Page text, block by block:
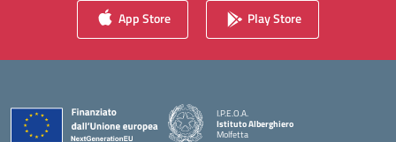
App Store Play Store
I.P.E.O.A.
Istituto Alberghiero
Molfetta